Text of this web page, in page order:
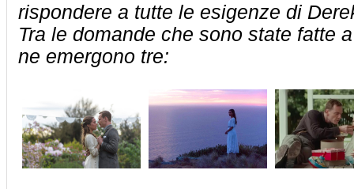
rispondere a tutte le esigenze di
Tra le domande che sono state fatte
ne emergono tre: